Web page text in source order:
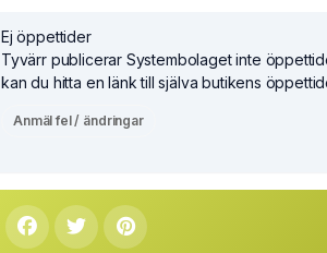
Ej öppettider
Tyvärr publicerar Systembolaget inte
kan du hitta en länk till själva butikens
Anmäl fel / ändringar